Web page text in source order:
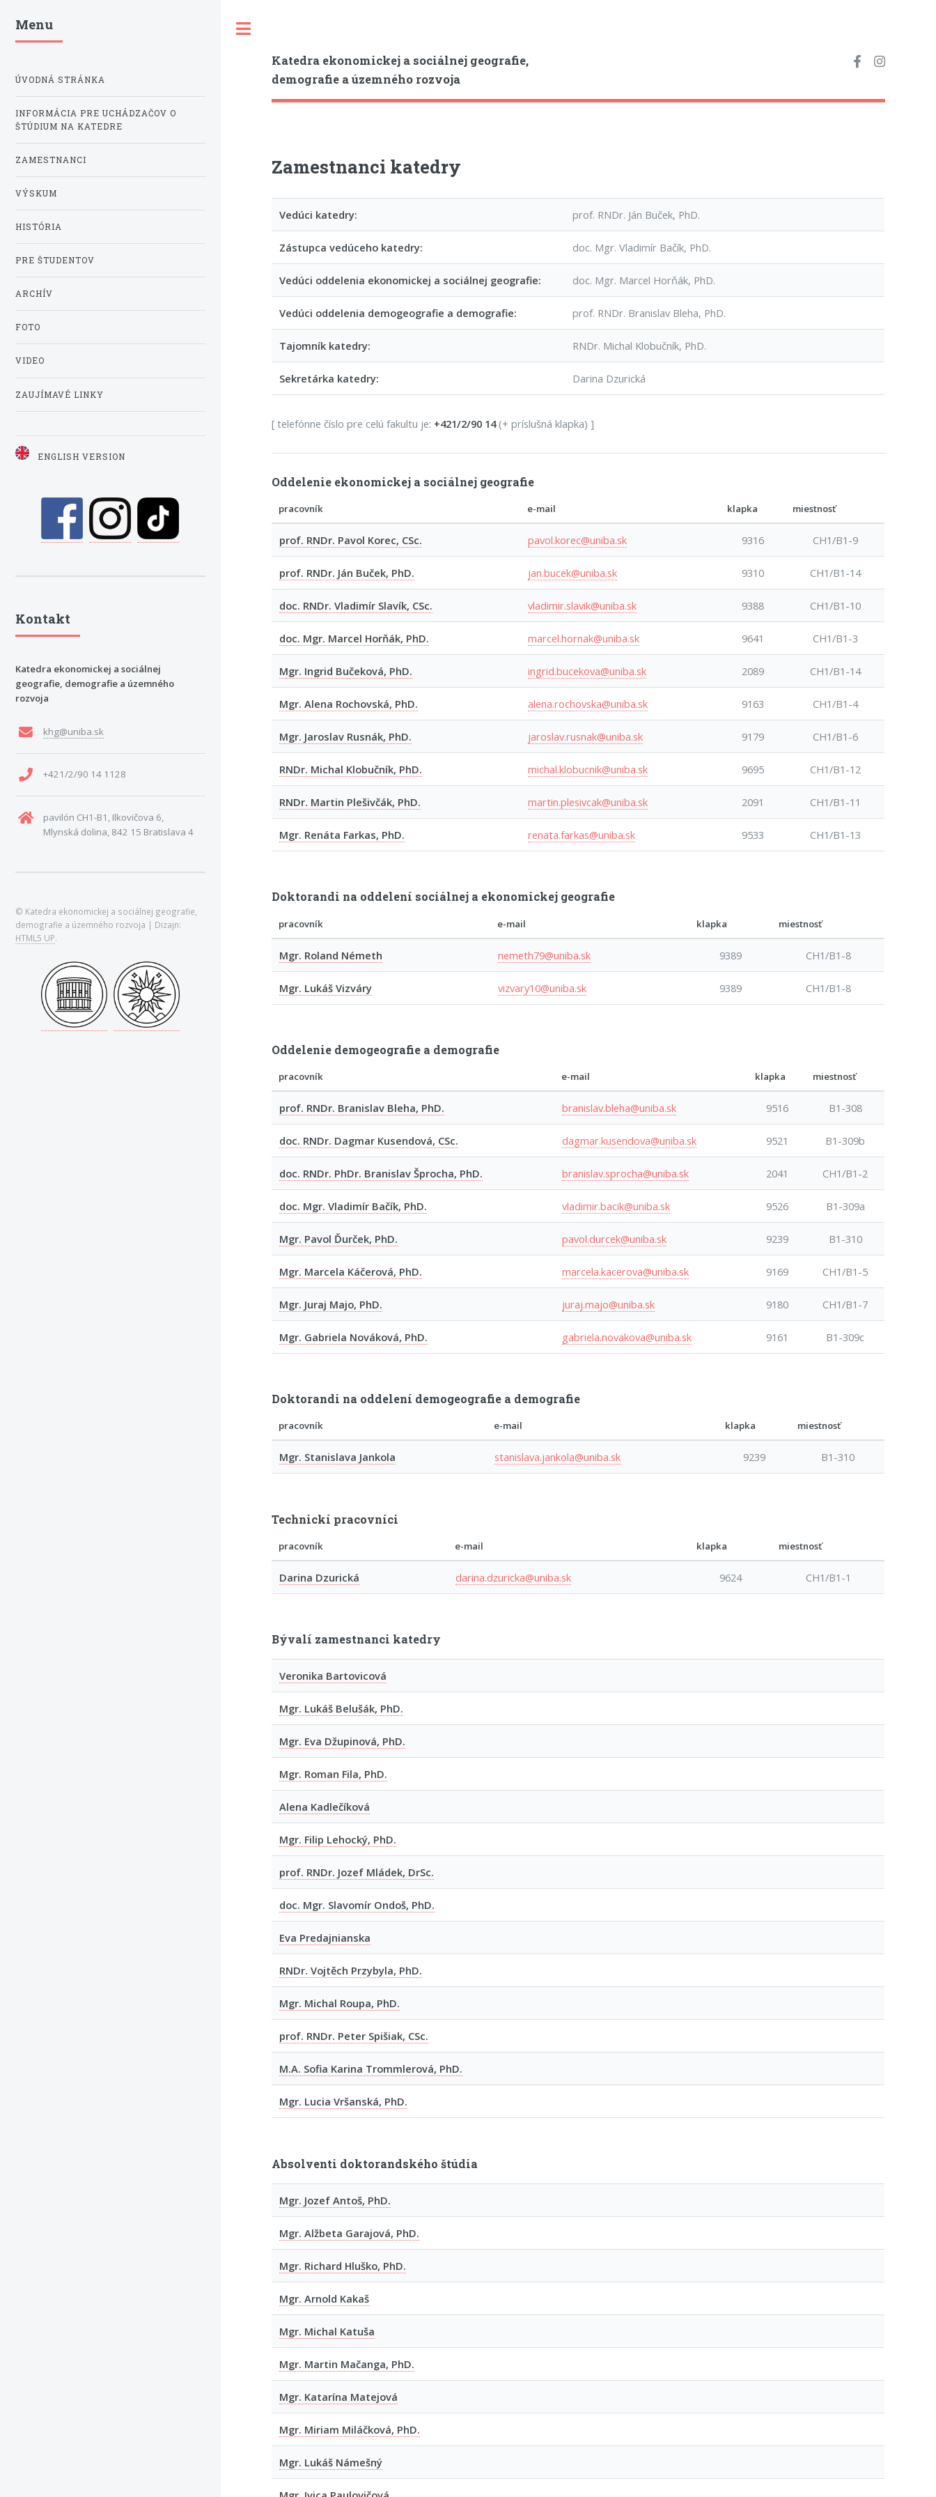
Katedra ekonomickej a sociálnej geografie,
demografie a územného rozvoja
Zamestnanci katedry
Vedúci katedry: prof. RNDr. Ján Buček, PhD.
Zástupca vedúceho katedry: doc. Mgr. Vladimír Bačík, PhD.
Vedúci oddelenia ekonomickej a sociálnej geografie: doc. Mgr. Marcel Horňák, PhD.
Vedúci oddelenia demogeografie a demografie: prof. RNDr. Branislav Bleha, PhD.
Tajomník katedry: RNDr. Michal Klobučník, PhD.
Sekretárka katedry: Darina Dzurická
[ telefónne číslo pre celú fakultu je: +421/2/90 14(+ príslušná klapka) ]
Oddelenie ekonomickej a sociálnej geografie
pracovník e-mail klapka miestnosť
prof. RNDr. Pavol Korec, CSc. pavol.korec@uniba.sk 9316 CH1/B1-9
prof. RNDr. Ján Buček, PhD. jan.bucek@uniba.sk 9310 CH1/B1-14
doc. RNDr. Vladimír Slavík, CSc. vladimir.slavik@uniba.sk 9388 CH1/B1-10
doc. Mgr. Marcel Horňák, PhD. marcel.hornak@uniba.sk 9641 CH1/B1-3
Mgr. Ingrid Bučeková, PhD. ingrid.bucekova@uniba.sk 2089 CH1/B1-14
Mgr. Alena Rochovská, PhD. alena.rochovska@uniba.sk 9163 CH1/B1-4
Mgr. Jaroslav Rusnák, PhD. jaroslav.rusnak@uniba.sk 9179 CH1/B1-6
RNDr. Michal Klobučník, PhD. michal.klobucnik@uniba.sk 9695 CH1/B1-12
RNDr. Martin Plešivčák, PhD. martin.plesivcak@uniba.sk 2091 CH1/B1-11
Mgr. Renáta Farkas, PhD. renata.farkas@uniba.sk 9533 CH1/B1-13
Doktorandi na oddelení sociálnej a ekonomickej geografie
pracovník e-mail klapka miestnosť
Mgr. Roland Németh nemeth79@uniba.sk 9389 CH1/B1-8
Mgr. Lukáš Vizváry vizvary10@uniba.sk 9389 CH1/B1-8
Oddelenie demogeografie a demografie
pracovník e-mail klapka miestnosť
prof. RNDr. Branislav Bleha, PhD. branislav.bleha@uniba.sk 9516 B1-308
doc. RNDr. Dagmar Kusendová, CSc. dagmar.kusendova@uniba.sk 9521 B1-309b
doc. RNDr. PhDr. Branislav Šprocha, PhD. branislav.sprocha@uniba.sk 2041 CH1/B1-2
doc. Mgr. Vladimír Bačík, PhD. vladimir.bacik@uniba.sk 9526 B1-309a
Mgr. Pavol Ďurček, PhD. pavol.durcek@uniba.sk 9239 B1-310
Mgr. Marcela Káčerová, PhD. marcela.kacerova@uniba.sk 9169 CH1/B1-5
Mgr. Juraj Majo, PhD. juraj.majo@uniba.sk 9180 CH1/B1-7
Mgr. Gabriela Nováková, PhD. gabriela.novakova@uniba.sk 9161 B1-309c
Doktorandi na oddelení demogeografie a demografie
pracovník e-mail klapka miestnosť
Mgr. Stanislava Jankola stanislava.jankola@uniba.sk 9239 B1-310
Technickí pracovníci
pracovník e-mail klapka miestnosť
Darina Dzurická darina.dzuricka@uniba.sk 9624 CH1/B1-1
Bývalí zamestnanci katedry
Veronika Bartovicová
Mgr. Lukáš Belušák, PhD.
Mgr. Eva Džupinová, PhD.
Mgr. Roman Fila, PhD.
Alena Kadlečíková
Mgr. Filip Lehocký, PhD.
prof. RNDr. Jozef Mládek, DrSc.
doc. Mgr. Slavomír Ondoš, PhD.
Eva Predajnianska
RNDr. Vojtěch Przybyla, PhD.
Mgr. Michal Roupa, PhD.
prof. RNDr. Peter Spišiak, CSc.
M.A. Sofia Karina Trommlerová, PhD.
Mgr. Lucia Vršanská, PhD.
Absolventi doktorandského štúdia
Mgr. Jozef Antoš, PhD.
Mgr. Alžbeta Garajová, PhD.
Mgr. Richard Hluško, PhD.
Mgr. Arnold Kakaš
Mgr. Michal Katuša
Mgr. Martin Mačanga, PhD.
Mgr. Katarína Matejová
Mgr. Miriam Miláčková, PhD.
Mgr. Lukáš Námešný
Menu
ÚVODNÁ STRÁNKA
INFORMÁCIA PRE UCHÁDZAČOV O
ŠTÚDIUM NA KATEDRE
ZAMESTNANCI
VÝSKUM
HISTÓRIA
PRE ŠTUDENTOV
ARCHÍV
FOTO
VIDEO
ZAUJÍMAVÉ LINKY
ENGLISH VERSION
Kontakt
Katedra ekonomickej a sociálnej
geografie, demografie a územného
rozvoja
khg@uniba.sk
+421/2/90 14 1128
pavilón CH1-B1, Ilkovičova 6,
Mlynská dolina, 842 15 Bratislava 4
© Katedra ekonomickej a sociálnej geografie,
demografie a územného rozvoja | Dizajn:
HTML5 UP.